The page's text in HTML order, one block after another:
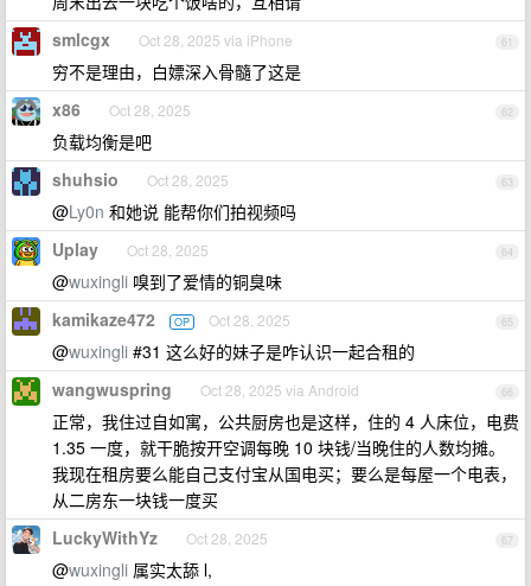
61
smlcgx Oct 28, 2025 via iPhone
穷不是理由，白嫖深入骨髓了这是
62
x86 Oct 28, 2025
负载均衡是吧
63
shuhsio Oct 28, 2025
@Ly0n 和她说 能帮你们拍视频吗
64
Uplay Oct 28, 2025
@wuxingli 嗅到了爱情的铜臭味
65
kamikaze472 OP Oct 28, 2025
@wuxingli #31 这么好的妹子是咋认识一起合租的
66
wangwuspring Oct 28, 2025 via Android
正常，我住过自如寓，公共厨房也是这样，住的 4 人床位，电费
1.35 一度，就干脆按开空调每晚 10 块钱/当晚住的人数均摊。
我现在租房要么能自己支付宝从国电买；要么是每屋一个电表，
从二房东一块钱一度买
67
LuckyWithYz Oct 28, 2025
@wuxingli 属实太舔 l,